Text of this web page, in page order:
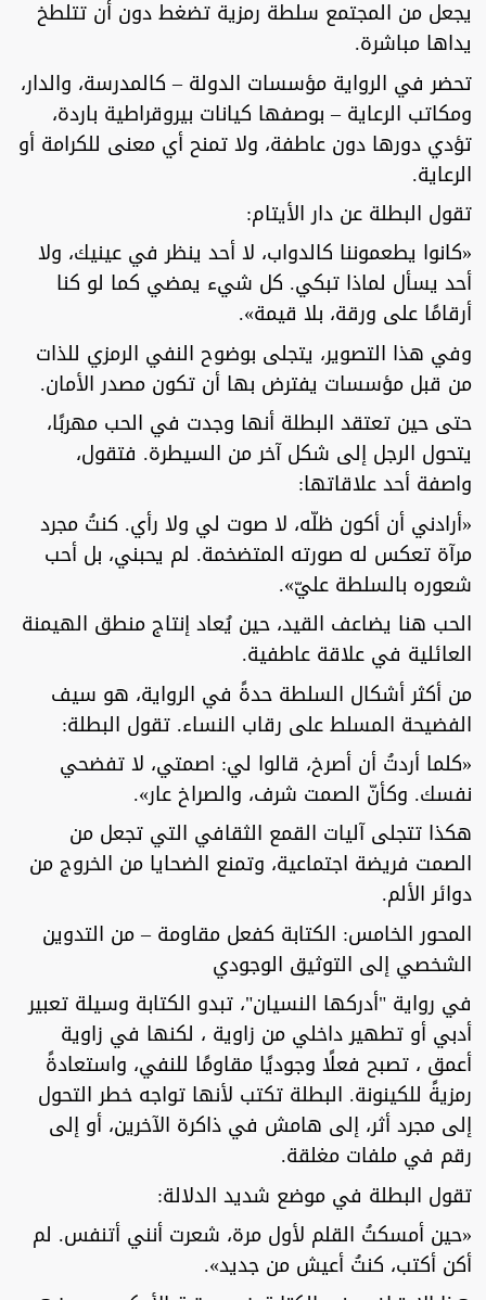
يجعل من المجتمع سلطة رمزية تضغط دون أن تتلطخ
يداها مباشرة.
تحضر في الرواية مؤسسات الدولة – كالمدرسة، والدار،
ومكاتب الرعاية – بوصفها كيانات بيروقراطية باردة،
تؤدي دورها دون عاطفة، ولا تمنح أي معنى للكرامة أو
الرعاية.
تقول البطلة عن دار الأيتام:
«كانوا يطعموننا كالدواب، لا أحد ينظر في عينيك، ولا
أحد يسأل لماذا تبكي. كل شيء يمضي كما لو كنا
أرقامًا على ورقة، بلا قيمة».
وفي هذا التصوير، يتجلى بوضوح النفي الرمزي للذات
من قبل مؤسسات يفترض بها أن تكون مصدر الأمان.
حتى حين تعتقد البطلة أنها وجدت في الحب مهربًا،
يتحول الرجل إلى شكل آخر من السيطرة. فتقول،
واصفة أحد علاقاتها:
«أرادني أن أكون ظلّه، لا صوت لي ولا رأي. كنتُ مجرد
مرآة تعكس له صورته المتضخمة. لم يحبني، بل أحب
شعوره بالسلطة عليّ».
الحب هنا يضاعف القيد، حين يُعاد إنتاج منطق الهيمنة
العائلية في علاقة عاطفية.
من أكثر أشكال السلطة حدةً في الرواية، هو سيف
الفضيحة المسلط على رقاب النساء. تقول البطلة:
«كلما أردتُ أن أصرخ، قالوا لي: اصمتي، لا تفضحي
نفسك. وكأنّ الصمت شرف، والصراخ عار».
هكذا تتجلى آليات القمع الثقافي التي تجعل من
الصمت فريضة اجتماعية، وتمنع الضحايا من الخروج من
دوائر الألم.
المحور الخامس: الكتابة كفعل مقاومة – من التدوين
الشخصي إلى التوثيق الوجودي
في رواية "أدركها النسيان"، تبدو الكتابة وسيلة تعبير
أدبي أو تطهير داخلي من زاوية ، لكنها في زاوية
أعمق ، تصبح فعلًا وجوديًا مقاومًا للنفي، واستعادةً
رمزيةً للكينونة. البطلة تكتب لأنها تواجه خطر التحول
إلى مجرد أثر، إلى هامش في ذاكرة الآخرين، أو إلى
رقم في ملفات مغلقة.
تقول البطلة في موضع شديد الدلالة:
«حين أمسكتُ القلم لأول مرة، شعرت أنني أتنفس. لم
أكن أكتب، كنتُ أعيش من جديد».